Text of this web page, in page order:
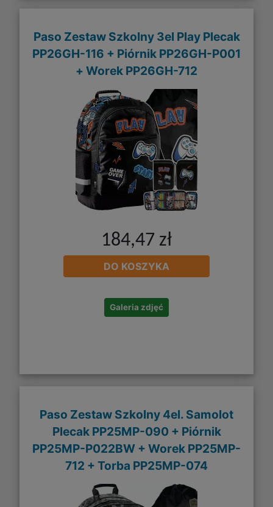
Paso Zestaw Szkolny 3el Play Plecak
PP26GH-116 + Piórnik PP26GH-P001
+ Worek PP26GH-712
184,47 zł
DO KOSZYKA
Galeria zdjęć
Paso Zestaw Szkolny 4el. Samolot
Plecak PP25MP-090 + Piórnik
PP25MP-P022BW + Worek PP25MP-
712 + Torba PP25MP-074